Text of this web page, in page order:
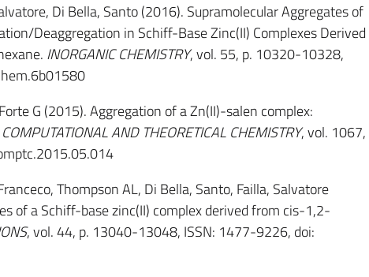
Di Bella, Santo (2016). Supramolecular Aggregates of
Deaggregation in Schiff-Base Zinc(II) Complexes Derived
INORGANIC CHEMISTRY, vol. 55, p. 10320-10328,
G (2015). Aggregation of a Zn(II)-salen complex:
COMPUTATIONAL AND THEORETICAL CHEMISTRY, vol. 1067,
Thompson AL, Di Bella, Santo, Failla, Salvatore
of a Schiff-base zinc(II) complex derived from cis-1,2-
, vol. 44, p. 13040-13048, ISSN: 1477-9226, doi: